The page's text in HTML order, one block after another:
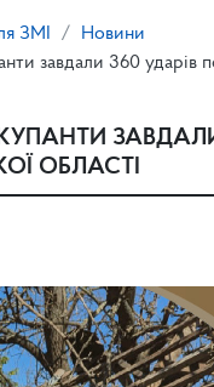
ЗМІ
Новини
завдали 360 ударів
ЗАВДАЛИ
ОБЛАСТІ